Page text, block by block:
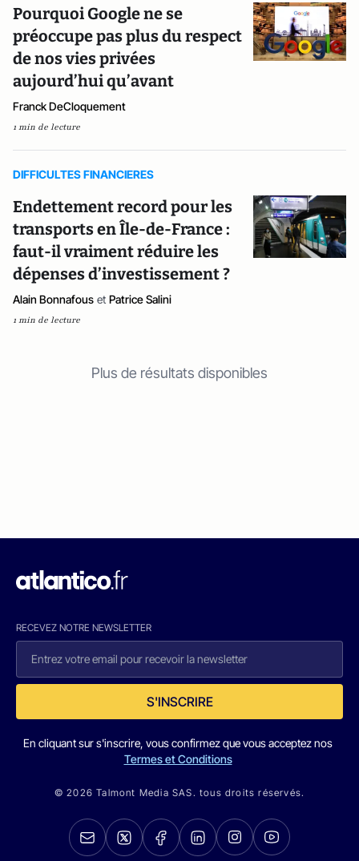
Pourquoi Google ne se
préoccupe pas plus du respect
de nos vies privées
aujourd’hui qu’avant
Franck DeCloquement
1 min de lecture
DIFFICULTES FINANCIERES
Endettement record pour les
transports en Île-de-France :
faut-il vraiment réduire les
dépenses d’investissement ?
Alain Bonnafous et Patrice Salini
1 min de lecture
Plus de résultats disponibles
RECEVEZ NOTRE NEWSLETTER
S'INSCRIRE
En cliquant sur s'inscrire, vous confirmez que vous acceptez nos
Termes et Conditions
© 2026 Talmont Media SAS. tous droits réservés.